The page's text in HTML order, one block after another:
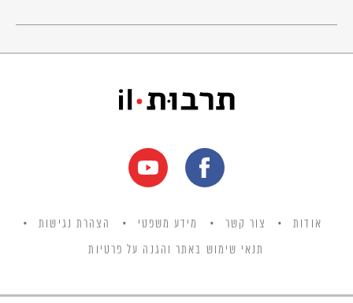
אודות צור קשר מידע משפטי הצהרת נגישות
תנאי שימוש באתר והגנה על פרטיות